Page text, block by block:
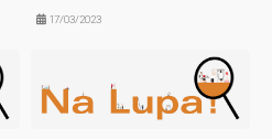
17/03/2023